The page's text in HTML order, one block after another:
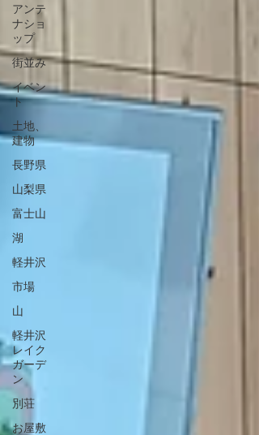
アンテ
ナショ
ップ
街並み
イベン
ト
土地、
建物
長野県
山梨県
富士山
湖
軽井沢
市場
山
軽井沢
レイク
ガーデ
ン
別荘
お屋敷